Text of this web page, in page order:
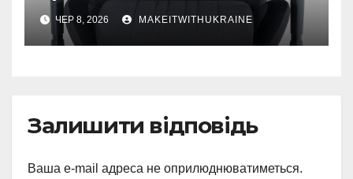
ЧЕР 8, 2026 MAKEITWITHUKRAINE
Залишити відповідь
Ваша e-mail адреса не оприлюднюватиметься.